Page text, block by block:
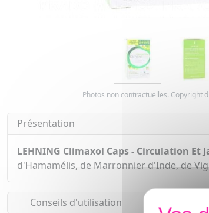
Photos non contractuelles. Copyright
Présentation
LEHNING Climaxol Caps - Circulation Et
d'Hamamélis, de Marronnier d'Inde, de
Conseils d'utilisation